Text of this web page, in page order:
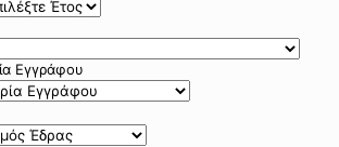
Εγγράφου